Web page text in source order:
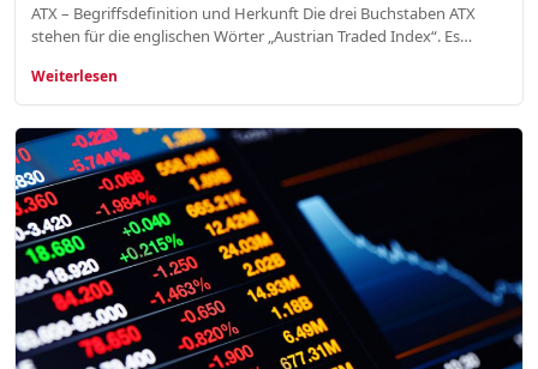
ATX – Begriffsdefinition und Herkunft Die drei Buchstaben ATX
stehen für die englischen Wörter „Austrian Traded Index“. Es…
Weiterlesen